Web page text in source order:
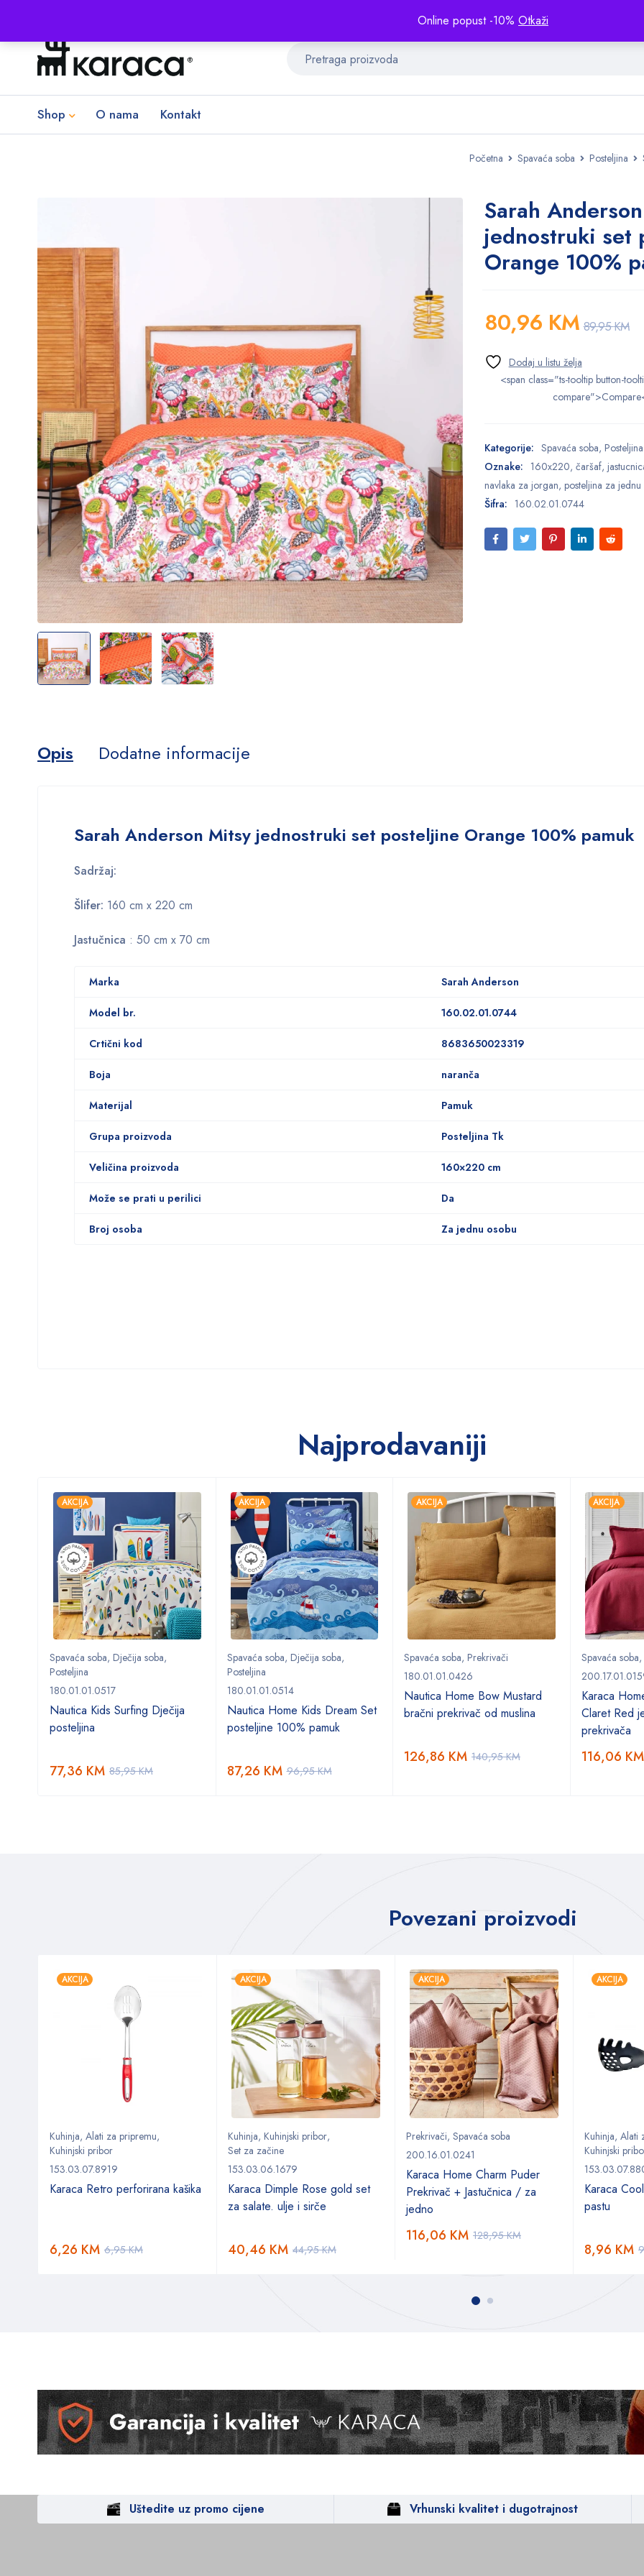
Online popust -10% Otkaži
Shop O nama Kontakt
Početna Spavaća soba Posteljina
Sarah
jednostruki set
Orange 100%
89,95KM
80,96 KM
<span class="ts-tooltip button-
Kategorije: Spavaća soba, Posteljina
Oznake: 160x220, čaršaf,
navlaka za jorgan, posteljina za jednu
Šifra: 160.02.01.0744
Opis Dodatne informacije
Sarah Anderson Mitsy jednostruki set posteljine Orange 100% pamuk
Sadržaj:
Šlifer: 160 cm x 220 cm
Jastučnica : 50 cm x 70 cm
Marka Sarah Anderson
Model br. 160.02.01.0744
Crtični kod 8683650023319
Boja naranča
Materijal Pamuk
Grupa proizvoda Posteljina Tk
Veličina proizvoda 160×220 cm
Može se prati u perilici Da
Broj osoba Za jednu osobu
Najprodavaniji
AKCIJA
Spavaća soba, Dječija soba,
Posteljina
180.01.01.0517
Nautica Kids Surfing Dječija
posteljina
85,95KM
77,36 KM
AKCIJA
Spavaća soba, Dječija soba,
Posteljina
180.01.01.0514
Nautica Home Kids Dream Set
posteljine 100% pamuk
96,95KM
87,26 KM
AKCIJA
Spavaća soba, Prekrivači
180.01.01.0426
Nautica Home Bow Mustard
bračni prekrivač od muslina
140,95KM
126,86 KM
AKCIJA
Spavaća soba,
Karaca
Claret Red
prekrivača
116,06 KM
Povezani proizvodi
AKCIJA
Kuhinja, Alati za pripremu,
Kuhinjski pribor
153.03.07.8919
Karaca Retro perforirana kašika
6,95KM
6,26 KM
AKCIJA
Kuhinja, Kuhinjski pribor,
Set za začine
153.03.06.1679
Karaca Dimple Rose gold set
za salate. ulje i sirče
44,95KM
40,46 KM
AKCIJA
Prekrivači, Spavaća soba
200.16.01.0241
Karaca Home Charm Puder
Prekrivač + Jastučnica / za
jedno
128,95KM
116,06 KM
AKCIJA
Kuhinja, Alati
Kuhinjski
Karaca
pastu
8,96 KM
Uštedite uz promo cijene Vrhunski kvalitet i dugotrajnost